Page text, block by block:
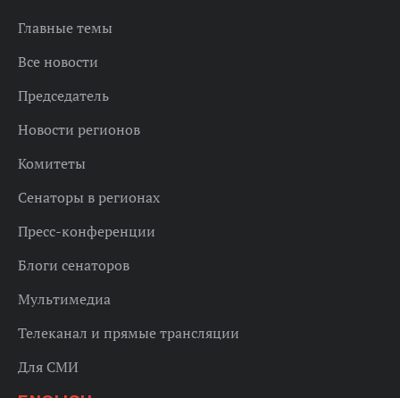
Главные темы
Все новости
Председатель
Новости регионов
Комитеты
Сенаторы в регионах
Пресс-конференции
Блоги сенаторов
Мультимедиа
Телеканал и прямые трансляции
Для СМИ